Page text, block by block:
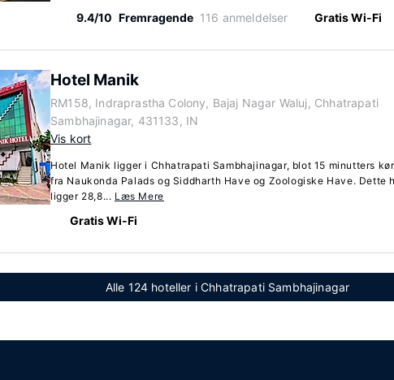
9.4/10 Fremragende 116 anmeldelser Gratis Wi-Fi
Hotel Manik
RM158, Indraprastha Colony, Bajaj Nagar Waluj, Chhatrapati
Sambhajinagar, 431133, IN
Vis kort
Hotel Manik ligger i Chhatrapati Sambhajinagar, blot 15 minutters
fra Naukonda Palads og Siddharth Have og Zoologiske Have. Dette
ligger 28,8... Læs Mere
Gratis Wi-Fi
Alle 124 hoteller i Chhatrapati Sambhajinagar